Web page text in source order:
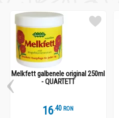
Melkfett galbenele original 250ml
- QUARTETT
16.4 RON